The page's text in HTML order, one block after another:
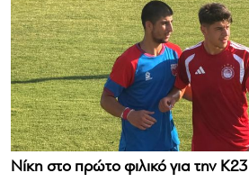
Νίκη στο πρώτο φιλικό για την Κ23